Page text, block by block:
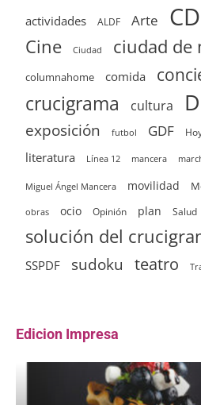
actividades ALDF Arte
Cine Ciudad ciudad de
columnahome comida
crucigrama cultura
exposición futbol GDF
literatura Línea 12 mancera
Miguel Ángel Mancera movilidad
obras ocio Opinión plan Salud
solución del
SSPDF sudoku teatro
Edicion Impresa